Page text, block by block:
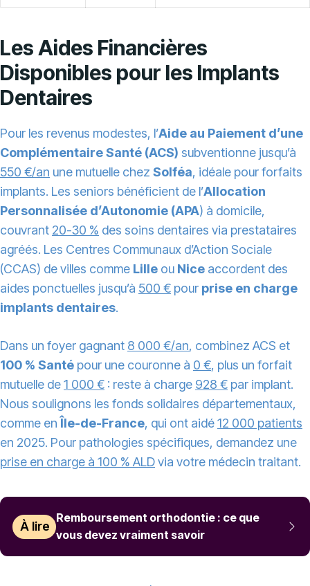
Les Aides Financières
Disponibles pour les Implants
Dentaires
Pour les revenus modestes, l’Aide au Paiement d’une
Complémentaire Santé (ACS) subventionne jusqu’à
550 €/an une mutuelle chez Solféa, idéale pour forfaits
implants. Les seniors bénéficient de l’Allocation
Personnalisée d’Autonomie (APA) à domicile,
couvrant 20-30 % des soins dentaires via prestataires
agréés. Les Centres Communaux d’Action Sociale
(CCAS) de villes comme Lille ou Nice accordent des
aides ponctuelles jusqu’à 500 € pour prise en charge
implants dentaires.
Dans un foyer gagnant 8 000 €/an, combinez ACS et
100 % Santé pour une couronne à 0 €, plus un forfait
mutuelle de1 000 € : reste à charge 928 € par implant.
Nous soulignons les fonds solidaires départementaux,
comme en Île-de-France, qui ont aidé12 000 patients
en 2025. Pour pathologies spécifiques, demandez une
prise en charge à 100 % ALDvia votre médecin traitant.
À lire
Remboursement orthodontie : ce que
vous devez vraiment savoir